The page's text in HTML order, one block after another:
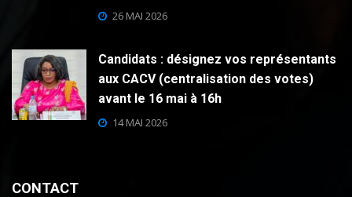
26 MAI 2026
Candidats : désignez vos représentants
aux CACV (centralisation des votes)
avant le 16 mai à 16h
14 MAI 2026
CONTACT